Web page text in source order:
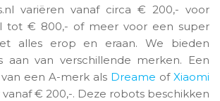
variëren vanaf circa € 200,- voor
tot € 800,- of meer voor een super
alles erop en eraan. We bieden
aan van verschillende merken. Een
een A-merk als Dreame of Xiaomi
vanaf € 200,-. Deze robots beschikken